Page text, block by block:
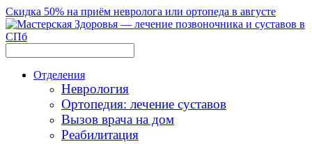
Скидка 50% на приём невролога или ортопеда в августе
Отделения
Неврология
Ортопедия: лечение суставов
Вызов врача на дом
Реабилитация